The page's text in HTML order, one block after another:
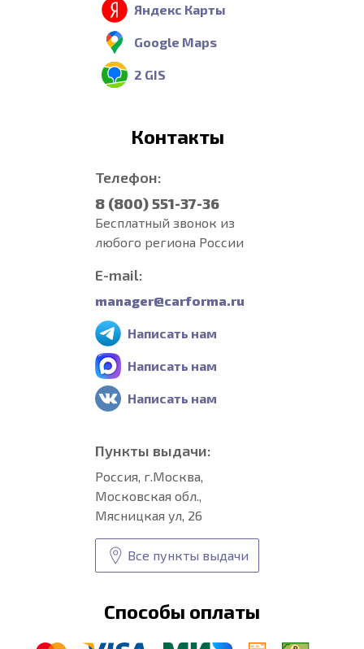
Яндекс Карты
Google Maps
2 GIS
Контакты
Телефон:
8 (800) 551-37-36
Бесплатный звонок из
любого региона России
E-mail:
manager@carforma.ru
Написать нам
Написать нам
Написать нам
Пункты выдачи:
Россия, г.Москва,
Московская обл.,
Мясницкая ул, 26
Все пункты выдачи
Способы оплаты